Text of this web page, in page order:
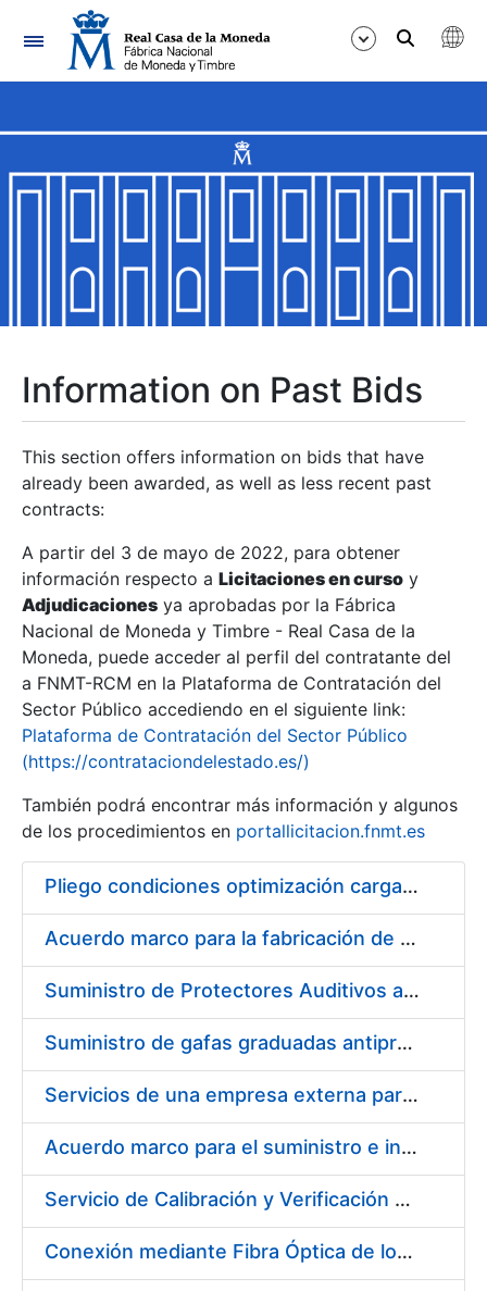
Navigation
Show/Hide
Show/Hide
Show/Hide
Show/Hide
Show/Hide
Show/Hide
Information on Past Bids
This section offers information on bids that have
already been awarded, as well as less recent past
contracts:
A partir del 3 de mayo de 2022, para obtener
información respecto a Licitaciones en curso y
Adjudicaciones ya aprobadas por la Fábrica
Nacional de Moneda y Timbre - Real Casa de la
Moneda, puede acceder al perfil del contratante del
a FNMT-RCM en la Plataforma de Contratación del
Sector Público accediendo en el siguiente link:
Plataforma de Contratación del Sector Público
(https://contrataciondelestado.es/)
También podrá encontrar más información y algunos
de los procedimientos en portallicitacion.fnmt.es
Pliego condiciones optimización cargas compras firmado
Acuerdo marco para la fabricación de piezas
Suministro de Protectores Auditivos a medida para las personas trabajadoras de los Centros de Trabajo de Madrid y Burgos
Suministro de gafas graduadas antiproyecciones para los trabajadores de la FNMT-RCM en los centros de trabajo de Madrid y Burgos
Servicios de una empresa externa para el asesoramiento y resolución de los recursos de alzada que se presentan relacionados con procesos de selección para la FNMT-RCM
Acuerdo marco para el suministro e instalación de persianas, estores y otros complementos
Servicio de Calibración y Verificación Externa de los Equipos de Medición del Servicio de Prevención de la FNMT-RCM
Conexión mediante Fibra Óptica de los Centros de Proceso de Datos (CPDs) de las sedes de la FNMT-RCM de Burgos y Madrid